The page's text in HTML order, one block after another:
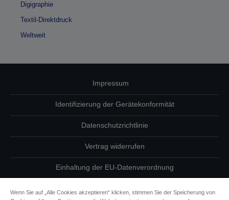
Digigraphie
Textil-Direktdruck
Weltweit
Impressum
Identifizierung der Gerätekonformität
Datenschutzrichtlinie
Vertrag widerrufen
Einhaltung der EU-Datenverordnung
Wenn Sie auf „Alle Cookies akzeptieren“ klicken, stimmen Sie der Speicherung von